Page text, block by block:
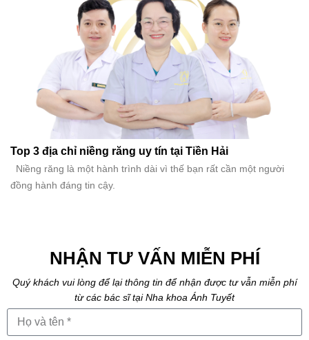
Top 3 địa chỉ niềng răng uy tín tại Tiền Hải
Niềng răng là một hành trình dài vì thế bạn rất cần một người
đồng hành đáng tin cậy.
NHẬN TƯ VẤN MIỄN PHÍ
Quý khách vui lòng để lại thông tin để nhận được tư vẫn miễn phí
từ các bác sĩ tại Nha khoa Ánh Tuyết